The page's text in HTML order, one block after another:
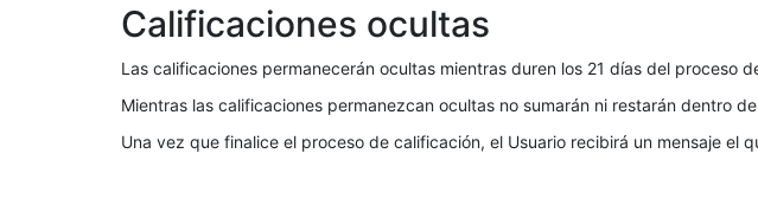
Calificaciones ocultas
Las calificaciones permanecerán ocultas mientras duren los 21 días del
Mientras las calificaciones permanezcan ocultas no sumarán ni restarán dentro
Una vez que finalice el proceso de calificación, el Usuario recibirá un mensaje el